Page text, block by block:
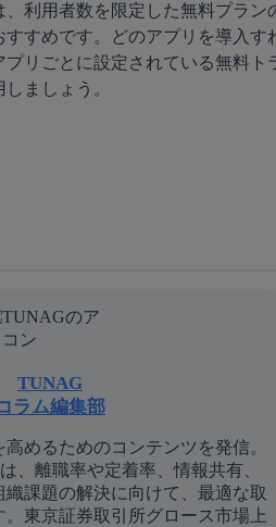
利用者数を限定した無料プラン
すめです。どのアプリを導入す
リごとに設定されている無料ト
ましょう。
TUNAG
ラム編集部
めるためのコンテンツを発信。
、離職率や定着率、情報共有、
課題の解決に向けて、最適な取
。東京証券取引所グロース市場上